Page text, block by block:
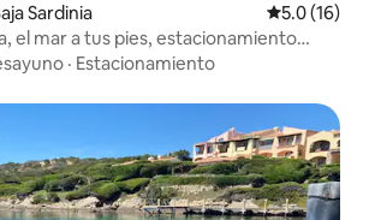
Sardinia Calificación
5.0 (16)
el mar a tus pies, estacionamiento
· Estacionamiento